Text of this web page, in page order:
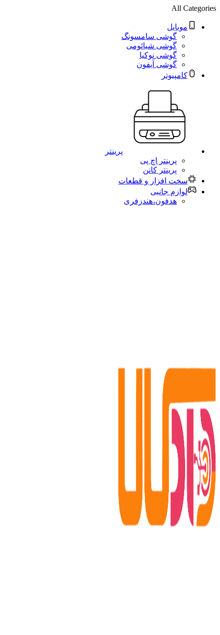
All Categories
موبایل
گوشی سامسونگ
گوشی شیائومی
گوشی نوکیا
گوشی آیفون
کامپیوتر
پرینتر
پرینتر اچ پی
پرینتر کانن
سخت افزار و قطعات
لوازم جانبی
هدفون،هندزفری